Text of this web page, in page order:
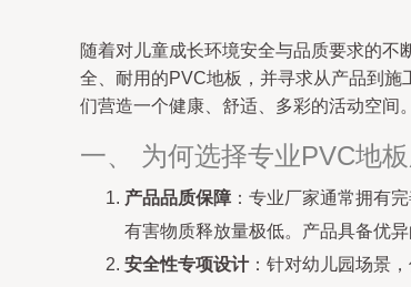
随着对儿童成长环境安全与品质要求的
全、耐用的PVC地板，并寻求从产品到
们营造一个健康、舒适、多彩的活动空间。
一、 为何选择专业PVC地板
产品品质保障 ：专业厂家通常拥有
有害物质释放量极低。产品具备优
安全性专项设计：针对幼儿园场景